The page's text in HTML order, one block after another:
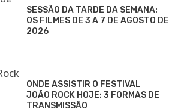
SESSÃO DA TARDE DA SEMANA:
OS FILMES DE 3 A 7 DE AGOSTO DE
2026
ONDE ASSISTIR O FESTIVAL
JOÃO ROCK HOJE: 3 FORMAS DE
TRANSMISSÃO